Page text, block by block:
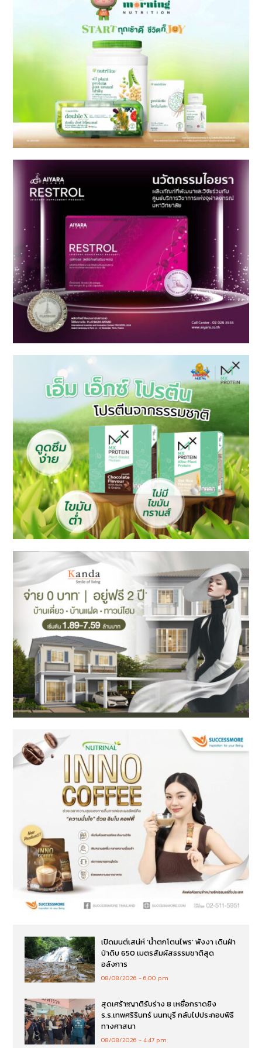
เปิดมนต์เสน่ห์ ‘น้ำตกโตนไพร’ พังงา เดินฝ่า
ป่าดิบ 650 เมตรสัมผัสธรรมชาติสุด
อลังการ
08/08/2026 6:00 pm
สุดเศร้า!ญาติรับร่าง 8 เหยื่อกราดยิง
ร.ร.เทพศริรินทร์ นนทบุรี กลับไปประกอบพิธี
ทางศาสนา
08/08/2026 4:47 pm